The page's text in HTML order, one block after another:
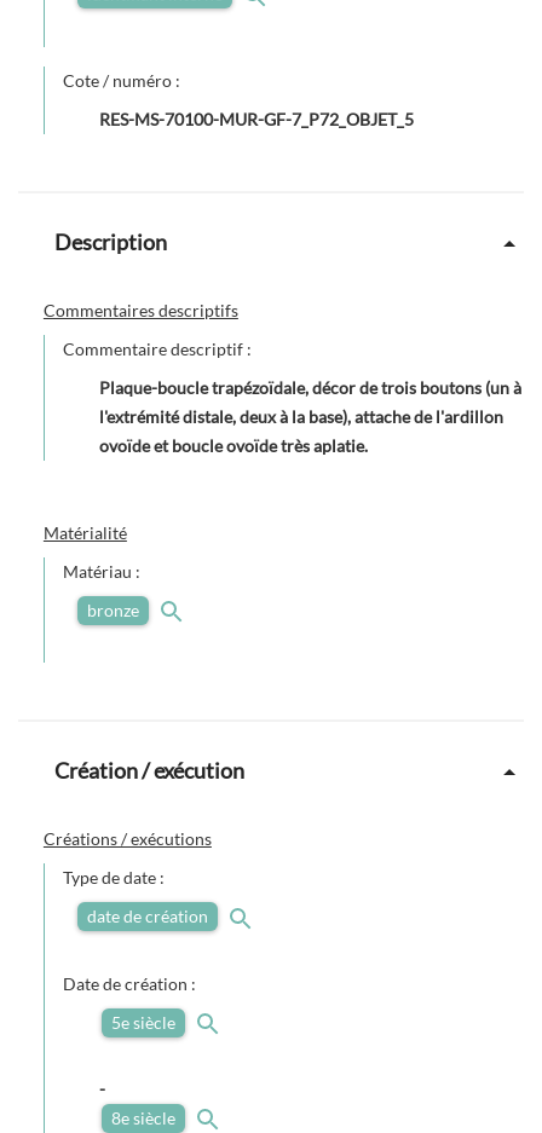
Cote / numéro :
RES-MS-70100-MUR-GF-7_P72_OBJET_5
Description
Commentaires descriptifs
Commentaire descriptif :
Plaque-boucle trapézoïdale, décor de trois boutons (un à
l'extrémité distale, deux à la base), attache de l'ardillon
ovoïde et boucle ovoïde très aplatie.
Matérialité
Matériau :
bronze
Création / exécution
Créations / exécutions
Type de date :
date de création
Date de création :
5e siècle
-
8e siècle